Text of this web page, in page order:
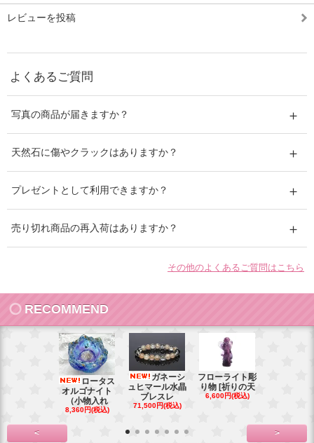
レビューを投稿
よくあるご質問
写真の商品が届きますか？
天然石に傷やクラックはありますか？
プレゼントとして利用できますか？
売り切れ商品の再入荷はありますか？
その他のよくあるご質問はこちら
RECOMMEND
ロータス
オルゴナイト
（小物入れ
8,360円(税込)
ガネーシ
ュヒマール水晶
ブレスレ
71,500円(税込)
フローライト彫
り物 [祈りの天
6,600円(税込)
< >